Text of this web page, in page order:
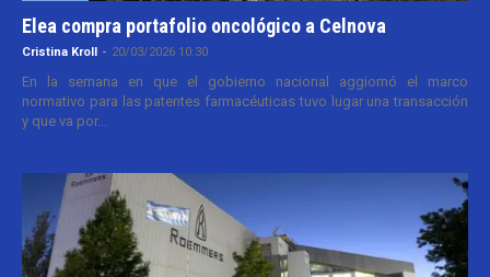
Elea compra portafolio oncológico a Celnova
Cristina Kroll - 20/03/2026 10:30
En la semana en que el gobierno nacional aggiornó el marco
normativo para las patentes farmacéuticas tuvo lugar una transacción
y que va por...